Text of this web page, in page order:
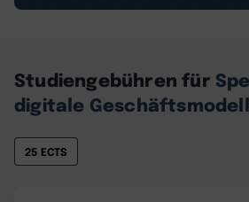
Studiengebühren für
digitale
25 ECTS